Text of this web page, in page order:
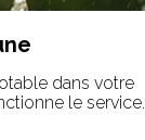
dans votre
le service.